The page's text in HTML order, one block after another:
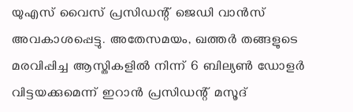
യുഎസ് വൈസ് പ്രസിഡന്റ് ജെഡി വാന്‍സ്
അവകാശപ്പെട്ടു. അതേസമയം, ഖത്തര്‍ തങ്ങളുടെ
മരവിപ്പിച്ച ആസ്തികളില്‍ നിന്ന് 6 ബില്യണ്‍ ഡോളര്‍
വിട്ടയക്കുമെന്ന് ഇറാന്‍ പ്രസിഡന്റ് മസൂദ്